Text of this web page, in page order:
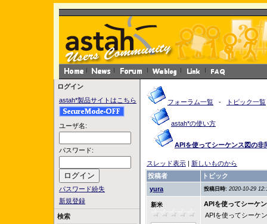
ログイン
astah*製品サイトはこちら
ユーザ名:
パスワード:
パスワード紛失
新規登録
検索
フォーラム一覧 - トピック一覧
astah*の使い方
APIを使ってシーケンス図の非
スレッド表示 | 新しいものから
投稿者
トピック
yura
投稿日時: 2020-10-29
新米
APIを使ってシーケ
APIを使ってシーケ